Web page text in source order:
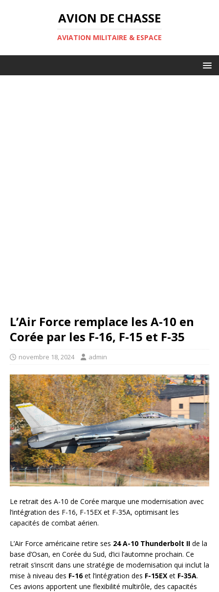
AVION DE CHASSE
AVIATION MILITAIRE & ESPACE
L’Air Force remplace les A-10 en
Corée par les F-16, F-15 et F-35
novembre 18, 2024 admin
Le retrait des A-10 de Corée marque une modernisation avec
l’intégration des F-16, F-15EX et F-35A, optimisant les
capacités de combat aérien.
L’Air Force américaine retire ses 24 A-10 Thunderbolt II de la
base d’Osan, en Corée du Sud, d’ici l’automne prochain. Ce
retrait s’inscrit dans une stratégie de modernisation qui inclut la
mise à niveau des F-16et l’intégration des F-15EX et F-35A.
Ces avions apportent une flexibilité multirôle, des capacités